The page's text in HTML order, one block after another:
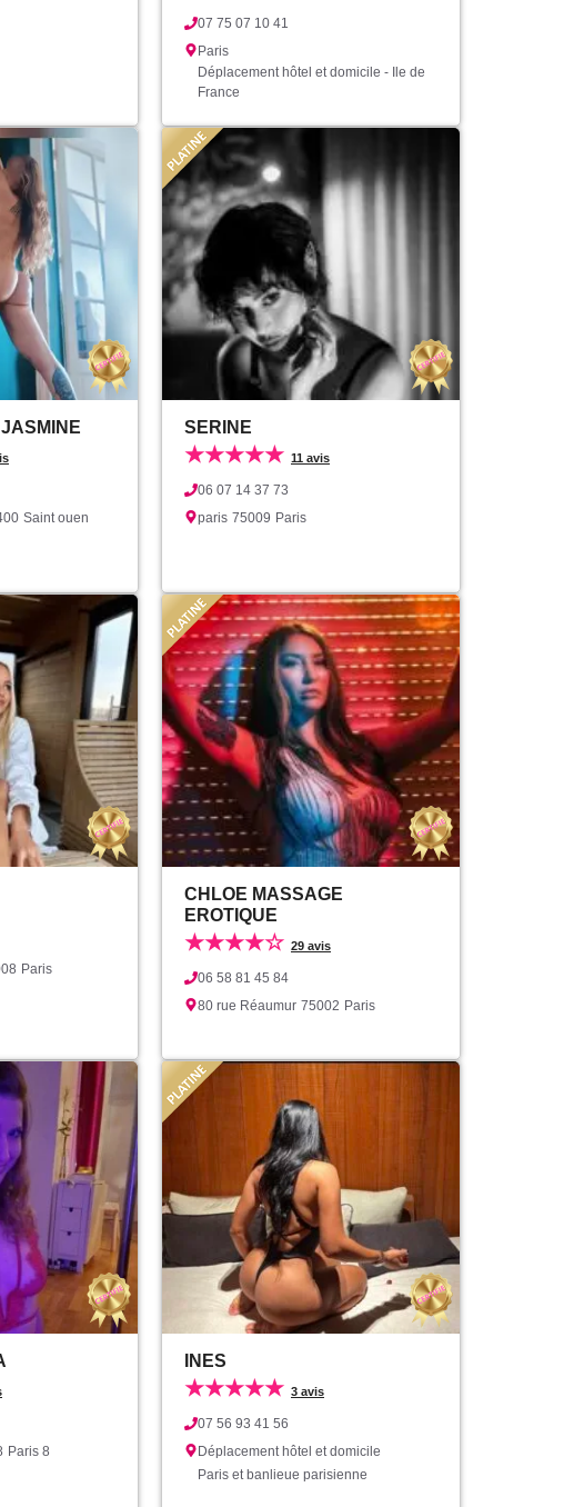
07 75 07 10 41
Paris
Déplacement hôtel et domicile - Ile de
France
Saint ouen
SERINE
★★★★★ 11 avis
06 07 14 37 73
paris 75009 Paris
Paris
CHLOE MASSAGE
EROTIQUE
★★★★☆ 29 avis
06 58 81 45 84
80 rue Réaumur 75002 Paris
Paris 8
INES
★★★★★ 3 avis
07 56 93 41 56
Déplacement hôtel et domicile
Paris et banlieue parisienne